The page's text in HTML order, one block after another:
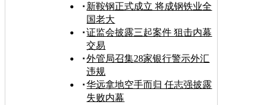
新鞍钢正式成立 将成钢铁业全
国老大
证监会披露三起案件 狙击内幕
交易
外管局召集28家银行警示外汇
违规
华远拿地空手而归 任志强披露
失败内幕